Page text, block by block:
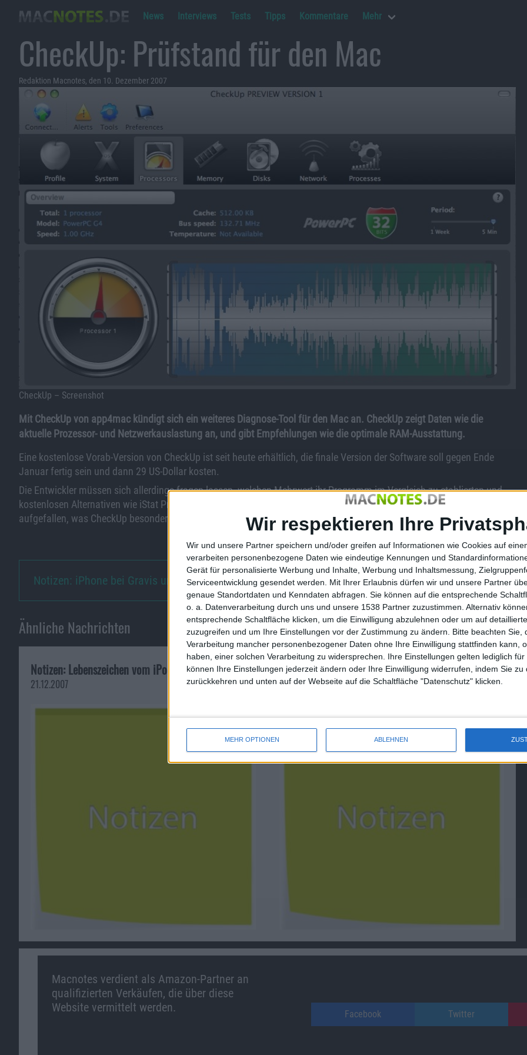
Wir respektieren Ihre
Wir und unsere Partner speichern und/oder greifen auf Informationen wie Cookies auf
verarbeiten personenbezogene Daten wie eindeutige Kennungen und
Gerät für personalisierte Werbung und Inhalte, Werbung und Inhaltsmessung,
Serviceentwicklung gesendet werden.
Mit Ihrer Erlaubnis dürfen wir und unsere Partner
genaue Standortdaten und Kenndaten abfragen. Sie können auf die entsprechende
o. a. Datenverarbeitung durch uns und unsere 1538 Partner zuzustimmen. Alternativ
entsprechende Schaltfläche klicken, um die Einwilligung abzulehnen oder um auf
zuzugreifen und um Ihre Einstellungen vor der Zustimmung zu ändern.
Bitte beachten Sie,
Verarbeitung mancher personenbezogener Daten ohne Ihre Einwilligung stattfinden kann,
haben, einer solchen Verarbeitung zu widersprechen. Ihre Einstellungen gelten lediglich
können Ihre Einstellungen jederzeit ändern oder Ihre Einwilligung widerrufen, indem Sie zu
zurückkehren und unten auf der Webseite auf die Schaltfläche "Datenschutz" klicken.
MEHR OPTIONEN ABLEHNEN
News Interviews Tests Tipps Kommentare Mehr
CheckUp: Prüfstand für den Mac
Redaktion Macnotes, den 10. Dezember 2007
CheckUp – Screenshot
Mit CheckUp von app4mac kündigt sich ein weiteres Diagnose-Tool für den Mac an. CheckUp zeigt Daten wie die
aktuelle Prozessor- und Netzwerkauslastung an, und gibt Empfehlungen wie die optimale RAM-Ausstattung.
Eine kostenlose Vorab-Version von CheckUp ist seit heute erhältlich, die finale Version der Software soll gegen Ende
Januar fertig sein und dann 29 US-Dollar kosten.
Die Entwickler müssen sich allerdings fragen lassen, welchen Mehrwert ihr Programm im Vergleich zu etablierten und
kostenlosen Alternativen wie iStat Pro bietet. Außer der fraglos ansprechenden Optik ist uns jedenfalls bisher nichts
aufgefallen, was CheckUp besonders hervorheben würde.
Notizen: iPhone bei Gravis und… Jajah: Günstiger Telefonieren…
Ähnliche Nachrichten
Notizen: Lebenszeichen vom iPod Hi-fi und mehr
21.12.2007
Notizen: iPhone bei Gravis und mehr
10.12.2007
Macnotes verdient als Amazon-Partner an
qualifizierten Verkäufen, die über diese
Website vermittelt werden.
Facebook Twitter